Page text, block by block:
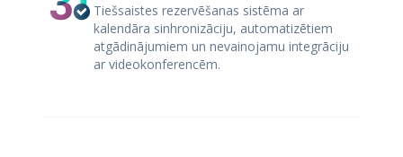
Tiešsaistes rezervēšanas sistēma ar
kalendāra sinhronizāciju, automatizētiem
atgādinājumiem un nevainojamu integrāciju
ar videokonferencēm.